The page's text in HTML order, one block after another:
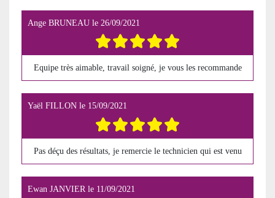
Ange BRUNEAU le 26/09/2021
Equipe très aimable, travail soigné, je vous les recommande
Yaël FILLON le 15/09/2021
Pas déçu des résultats, je remercie le technicien qui est venu
Ewan JANVIER le 11/09/2021